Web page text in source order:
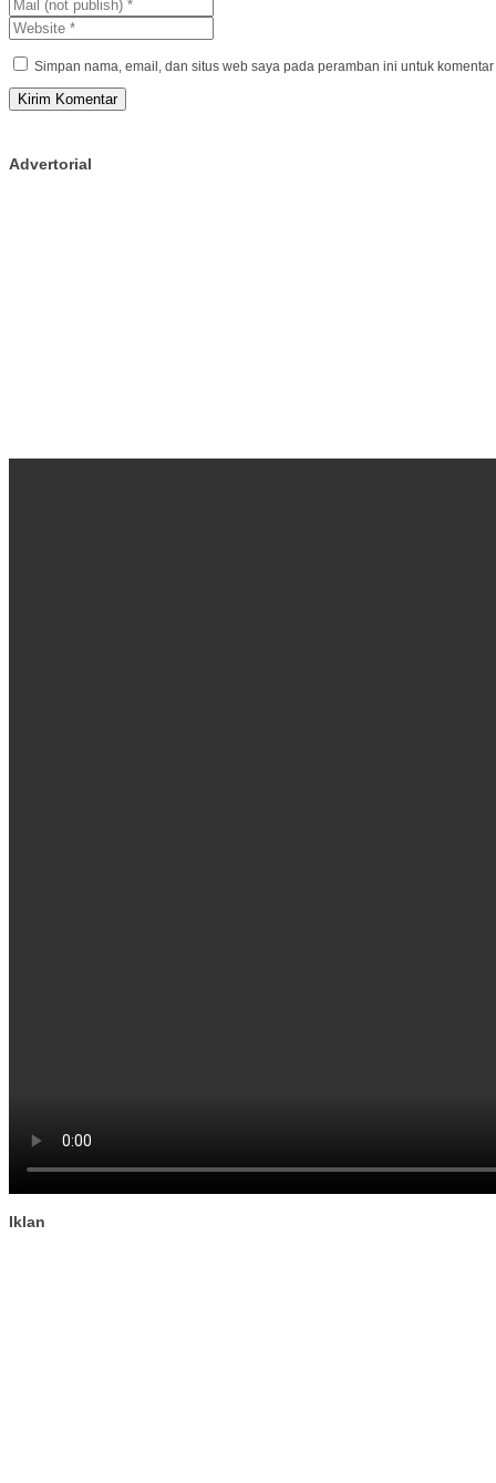
Simpan nama, email, dan situs web saya pada peramban ini untuk
Advertorial
Iklan